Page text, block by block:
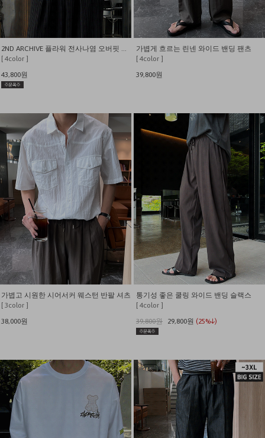
2ND ARCHIVE 플라워 전사나염 오버핏 반팔티
[ 4color ]
43,800원
가볍게 흐르는 린넨 와이드 밴딩 팬츠
[ 4color ]
39,800원
가볍고 시원한 시어서커 웨스턴 반팔 셔츠
[ 3color ]
38,000원
통기성 좋은 쿨링 와이드 밴딩 슬랙스
[ 4color ]
39,800원
29,800원 (25%↓)